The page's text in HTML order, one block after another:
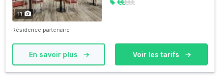
11
Résidence partenaire
En savoir plus Voir les tarifs